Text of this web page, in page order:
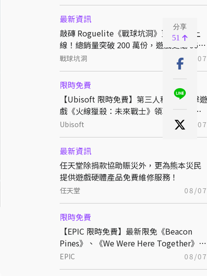
最新資訊
敲磚 Roguelite《戰球坑洞》更新免費上
線！總銷量突破 200 萬份，遊戲史低 66
折熱銷中
戰球坑洞 08/07
限時免費
【Ubisoft 限時免費】第三人稱戰術射擊遊
戲《火線獵殺：未來戰士》領取後永久保
存
Ubisoft 08/07
最新資訊
任天堂除捐款協助賑災外，更為熊本災民
提供遊戲硬體產品免費維修服務！
任天堂 08/07
限時免費
【EPIC 限時免費】最新限免《Beacon
Pines》、《We Were Here Together》領
取後永久保存
EPIC 08/07
分享
51